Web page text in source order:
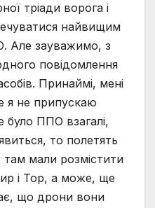
тріади ворога і
найвищим
Але зауважимо, з
повідомлення
Принаймі, мені
я не припускаю
ППО взагалі,
то полетять
мали розмістити
і Тор, а може, ще
що дрони вони